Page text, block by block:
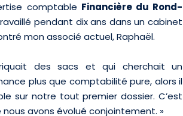
comptable Financière du Rond-
pendant dix ans dans un cabinet
mon associé actuel, Raphaël.
des sacs et qui cherchait un
plus que comptabilité pure, alors il
sur notre tout premier dossier. C’est
avons évolué conjointement. »